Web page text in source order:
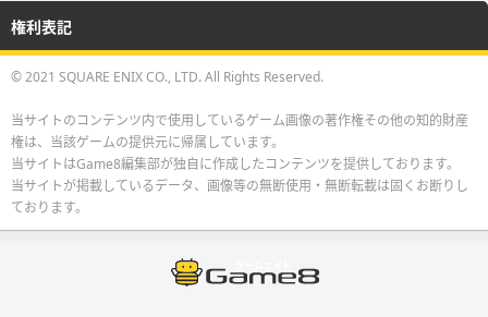
権利表記
© 2021 SQUARE ENIX CO., LTD. All Rights Reserved.
当サイトのコンテンツ内で使用しているゲーム画像の著作権その他の知的財産
権は、当該ゲームの提供元に帰属しています。
当サイトはGame8編集部が独自に作成したコンテンツを提供しております。
当サイトが掲載しているデータ、画像等の無断使用・無断転載は固くお断りし
ております。